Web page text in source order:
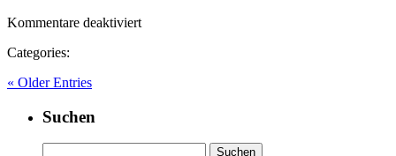
Kommentare deaktiviertfür
Categories:
« Older Entries
Suchen